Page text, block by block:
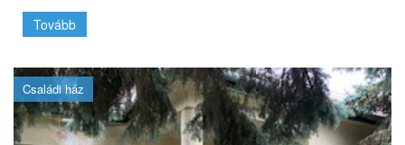
Tovább
Családi ház